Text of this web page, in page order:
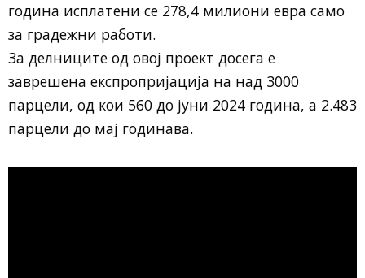
година исплатени се 278,4 милиони евра само
за градежни работи.
За делниците од овој проект досега е
заврешена експропријација на над 3000
парцели, од кои 560 до јуни 2024 година, а 2.483
парцели до мај годинава.